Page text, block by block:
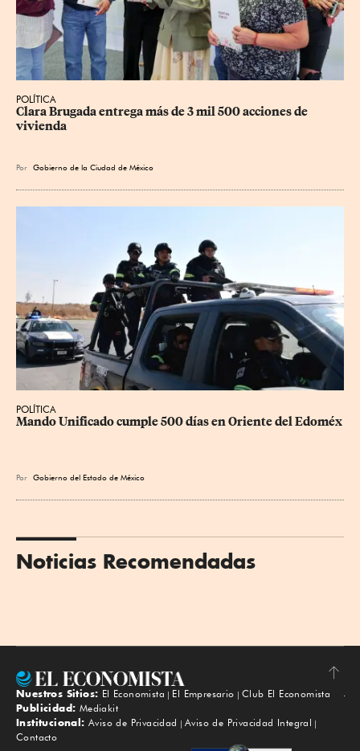
POLÍTICA
Clara Brugada entrega más de 3 mil 500 acciones de
vivienda
Por Gobierno de la Ciudad de México
POLÍTICA
Mando Unificado cumple 500 días en Oriente del Edoméx
Por Gobierno del Estado de México
Noticias Recomendadas
Subir
Nuestros Sitios: El Economista El Empresario
Club El Economista
Publicidad: Mediakit
Institucional: Aviso de Privacidad
Aviso de Privacidad Integral
Contacto